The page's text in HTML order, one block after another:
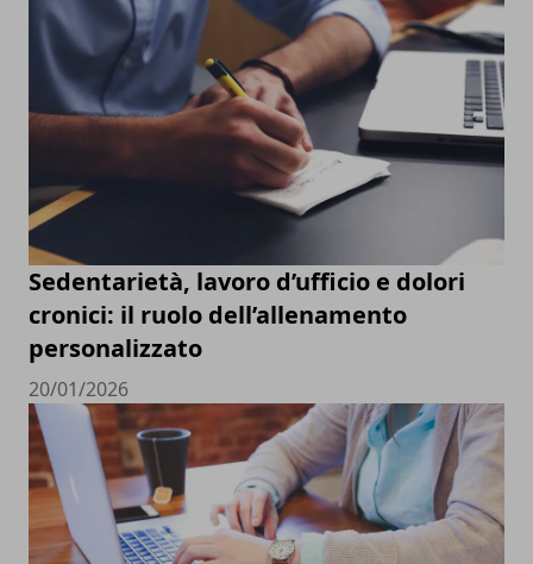
Sedentarietà, lavoro d’ufficio e dolori
cronici: il ruolo dell’allenamento
personalizzato
20/01/2026